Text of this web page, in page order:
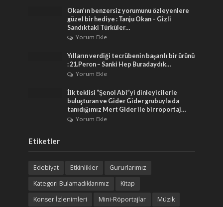
Okan’ın benzersiz yorumunu özleyenlere
güzel bir hediye : Tanju Okan – Gizli
Sandıktaki Türküler…
Yorum Ekle
Yılların verdiği tecrübenin başarılı bir ürünü
: 21.Peron – Sanki Hep Buradaydık…
Yorum Ekle
İlk teklisi “Şenol Abi”yi dinleyicilerle
buluşturan ve Gider Gider grubuyla da
tanıdığımız Mert Gider ile bir röportaj…
Yorum Ekle
Etiketler
Edebiyat Etkinlikler
Gururlarımız
Kategori Bulamadıklarımız
Kitap
Konser İzlenimleri
Mini-Röportajlar Müzik